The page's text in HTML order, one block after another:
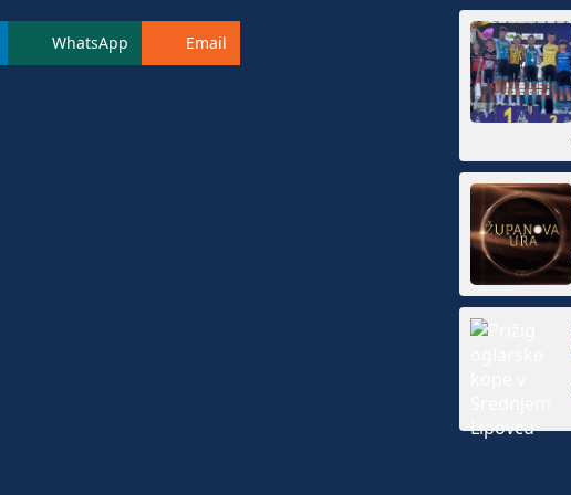
WhatsApp Email